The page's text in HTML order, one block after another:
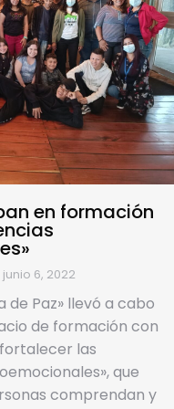
en formación
junio 6, 2022
de Paz» llevó a cabo
de formación con
las
que
comprendan y